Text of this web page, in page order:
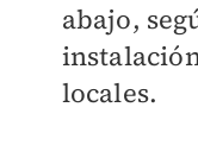
abajo,
locales.